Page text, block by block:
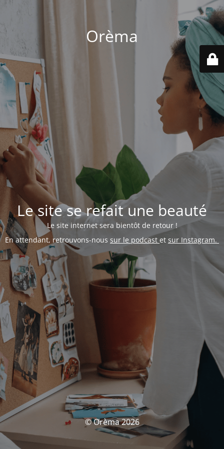
Orèma
Le site se refait une beauté
Le site internet sera bientôt de retour !
En attendant, retrouvons-nous sur le podcast et sur Instagram.
© Orèma 2026